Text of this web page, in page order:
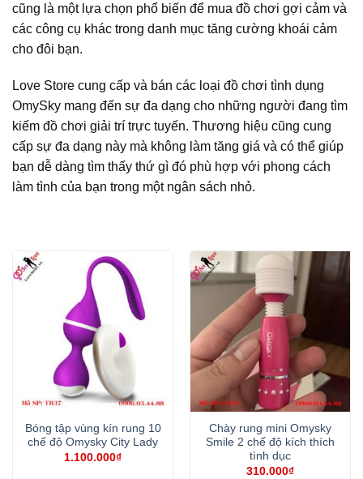
cũng là một lựa chọn phổ biến để mua đồ chơi gợi cảm và
các công cụ khác trong danh mục tăng cường khoái cảm
cho đôi bạn.
Love Store cung cấp và bán các loại đồ chơi tình dụng
OmySky mang đến sự đa dạng cho những người đang tìm
kiếm đồ chơi giải trí trực tuyến. Thương hiệu cũng cung
cấp sự đa dạng này mà không làm tăng giá và có thể giúp
bạn dễ dàng tìm thấy thứ gì đó phù hợp với phong cách
làm tình của bạn trong một ngân sách nhỏ.
Bóng tập vùng kín rung 10
chế độ Omysky City Lady
1.100.000₫
Chày rung mini Omysky
Smile 2 chế độ kích thích
tình dục
310.000₫